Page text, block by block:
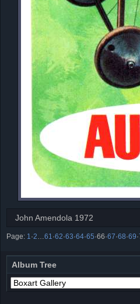
John Amendola 1972
Page: 1 ·2 61 ·62·63·64·65·66·67·68·69·
Album Tree